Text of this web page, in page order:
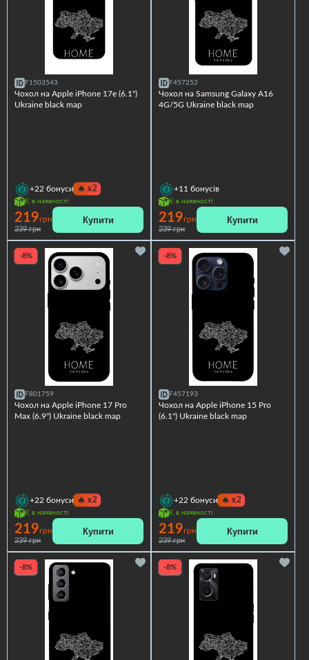
F1503543
Чохол на Apple iPhone 17e (6.1")
Ukraine black map
+22 бонуси 🔥x2
Є в наявності
219грн
239 грн
Купити
F457252
Чохол на Samsung Galaxy A16
4G/5G Ukraine black map
+11 бонусів
Є в наявності
219грн
239 грн
Купити
-8%
F801759
Чохол на Apple iPhone 17 Pro
Max (6.9") Ukraine black map
+22 бонуси 🔥x2
Є в наявності
219грн
239 грн
Купити
-8%
F457193
Чохол на Apple iPhone 15 Pro
(6.1") Ukraine black map
+22 бонуси 🔥x2
Є в наявності
219грн
239 грн
Купити
-8% -8%